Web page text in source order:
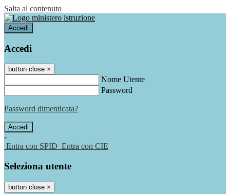
Salta al contenuto
Accedi
Accedi
button close ×
Nome Utente
Password
Password dimenticata?
-
Entra con SPID Entra con CIE
Seleziona utente
button close ×